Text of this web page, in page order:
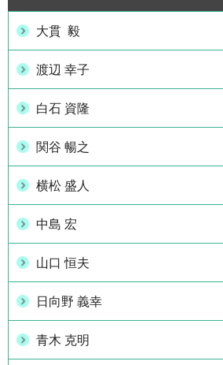
大貫 毅
渡辺 幸子
白石 資隆
関谷 暢之
横松 盛人
中島 宏
山口 恒夫
日向野 義幸
青木 克明